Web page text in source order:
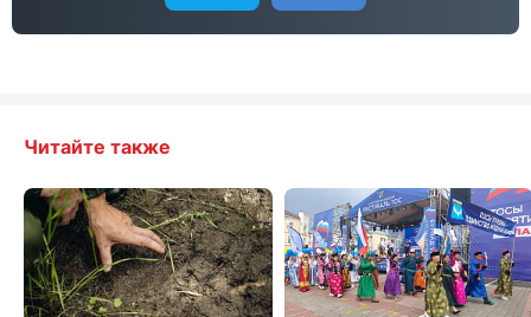
Читайте также